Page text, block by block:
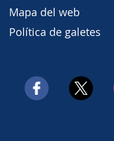
Mapa del web
Política de galetes